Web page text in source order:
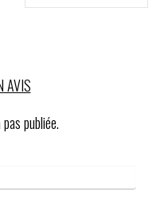
AVIS
publiée.